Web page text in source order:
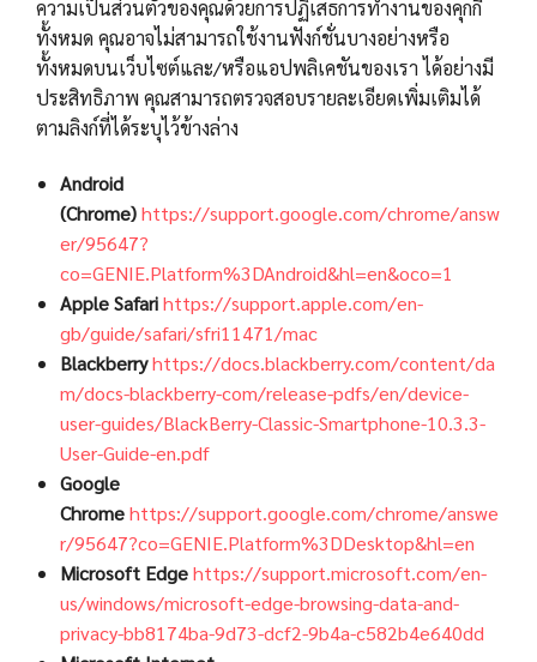
ความเป็นส่วนตัวของคุณด้วยการปฏิเสธการทำงานของคุกกี้
ทั้งหมด คุณอาจไม่สามารถใช้งานฟังก์ชั่นบางอย่างหรือ
ทั้งหมดบนเว็บไซต์และ/หรือแอปพลิเคชันของเรา ได้อย่างมี
ประสิทธิภาพ คุณสามารถตรวจสอบรายละเอียดเพิ่มเติมได้
ตามลิงก์ที่ได้ระบุไว้ข้างล่าง
Android
(Chrome)https://support.google.com/chrome/answ
er/95647?
co=GENIE.Platform%3DAndroid&hl=en&oco=1
Apple Safarihttps://support.apple.com/en-
gb/guide/safari/sfri11471/mac
Blackberryhttps://docs.blackberry.com/content/da
m/docs-blackberry-com/release-pdfs/en/device-
user-guides/BlackBerry-Classic-Smartphone-10.3.3-
User-Guide-en.pdf
Google
Chromehttps://support.google.com/chrome/answe
r/95647?co=GENIE.Platform%3DDesktop&hl=en
Microsoft Edgehttps://support.microsoft.com/en-
us/windows/microsoft-edge-browsing-data-and-
privacy-bb8174ba-9d73-dcf2-9b4a-c582b4e640dd